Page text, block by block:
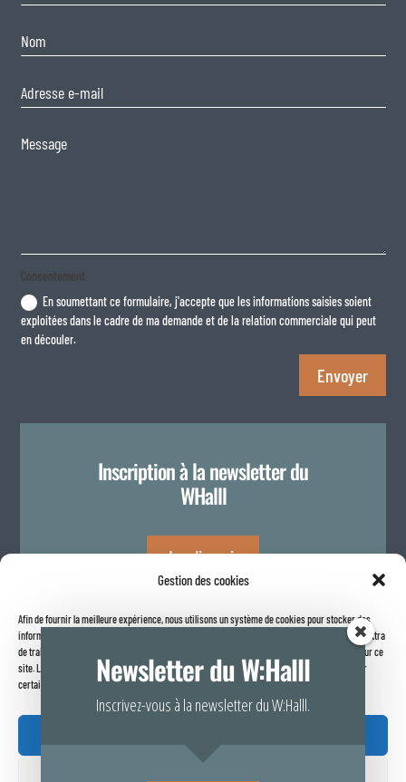
Gestion des cookies
Afin de fournir la meilleure expérience, nous utilisons un système de cookies pour stocker des
informations sur votre navigateur internet. Le fait de consentir à ces technologies nous permettra
de traiter des données telles que le comportement de navigation ou les identifiants uniques sur ce
site. Le fait de ne pas consentir ou de retirer son consentement peut avoir un effet négatif sur
certaines caractéristiques et fonctions.
Consentement
En soumettant ce formulaire, j'accepte que les informations saisies soient
exploitées dans le cadre de ma demande et de la relation commerciale qui peut
en découler.
Envoyer
Inscription à la newsletter du
WHalll
Je m'inscris
Newsletter du W:Halll
Inscrivez-vous à la newsletter du W:Halll.